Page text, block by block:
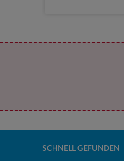
SCHNELL GEFUNDEN